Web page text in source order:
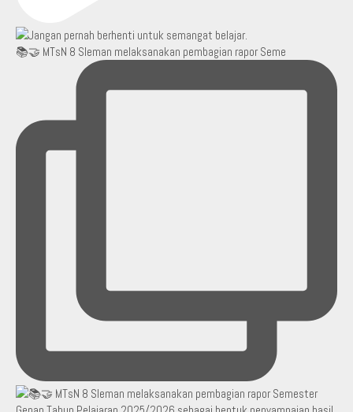
📚🤝 MTsN 8 Sleman melaksanakan pembagian rapor Seme